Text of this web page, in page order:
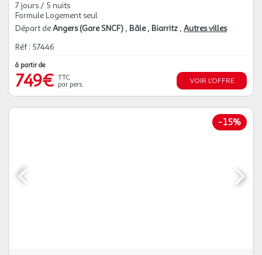
7 jours / 5 nuits
Formule Logement seul
Départ deAngers (Gare SNCF) Bâle Biarritz Autres villes
Réf : 57446
à partir de
749€ TTC
par pers.
VOIR L'OFFRE
-15%